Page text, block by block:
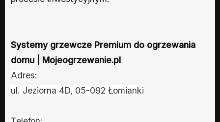
Systemy grzewcze Premium do ogrzewania
domu | Mojeogrzewanie.pl
Adres:
ul. Jeziorna 4D, 05-092 Łomianki